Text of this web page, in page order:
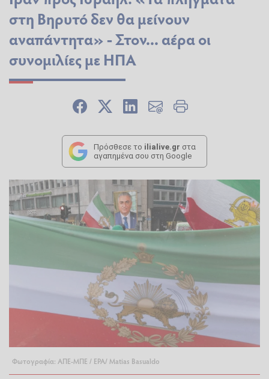
στη Βηρυτό δεν θα μείνουν
αναπάντητα» - Στον... αέρα οι
συνομιλίες με ΗΠΑ
Πρόσθεσε το ilialive.gr στα
αγαπημένα σου στη Google
Φωτογραφία: ΑΠΕ-ΜΠΕ / EPA/ Matias Basualdo